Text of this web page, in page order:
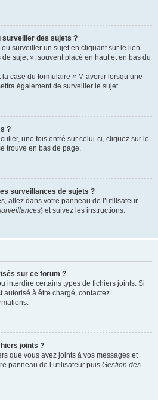
surveiller des sujets ?
surveiller un sujet en cliquant sur le lien
sujet », souvent placé en haut et en bas du
case du formulaire « M’avertir lorsqu’une
également de surveiller le sujet.
?
une fois entré sur celui-ci, cliquez sur le
trouve en bas de page.
surveillances de sujets ?
allez dans votre panneau de l’utilisateur
) et suivez les instructions.
sur ce forum ?
interdire certains types de fichiers joints. Si
autorisé à être chargé, contactez
joints ?
que vous avez joints à vos messages et
panneau de l’utilisateur puis Gestion des